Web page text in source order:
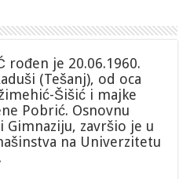
rođen je 20.06.1960.
(Tešanj), od oca
Šišić i majke
Pobrić. Osnovnu
Gimnaziju, završio je u
na Univerzitetu